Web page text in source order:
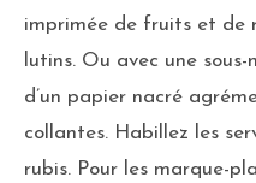
imprimée de fruits et de
lutins. Ou avec une
d’un papier nacré
collantes. Habillez les
rubis. Pour les marque-